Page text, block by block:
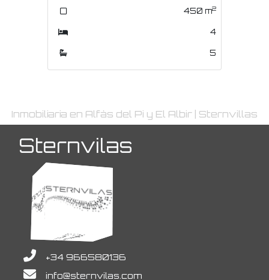
m2
Inmobiliaria en Alfàs del Pi y El Albir | Sternvillas
Sternvilas
+34 966580136
info@sternvilas.com